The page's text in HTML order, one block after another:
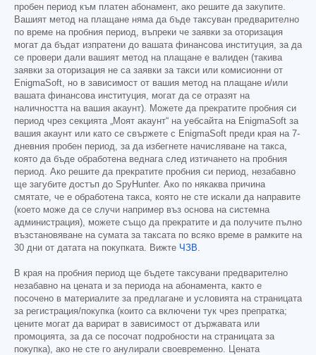
пробен период към платен абонамент, ако решите да закупите.
Вашият метод на плащане няма да бъде таксуван предварително
по време на пробния период, въпреки че заявки за оторизация
могат да бъдат изпратени до вашата финансова институция, за да
се провери дали вашият метод на плащане е валиден (такива
заявки за оторизация не са заявки за такси или комисионни от
EnigmaSoft, но в зависимост от вашия метод на плащане и/или
вашата финансова институция, могат да се отразят на
наличността на вашия акаунт). Можете да прекратите пробния си
период чрез секцията „Моят акаунт“ на уебсайта на EnigmaSoft за
вашия акаунт или като се свържете с EnigmaSoft преди края на 7-
дневния пробен период, за да избегнете начисляване на такса,
която да бъде обработена веднага след изтичането на пробния
период. Ако решите да прекратите пробния си период, незабавно
ще загубите достъп до SpyHunter. Ако по някаква причина
смятате, че е обработена такса, която не сте искали да направите
(което може да се случи например въз основа на системна
администрация), можете също да прекратите и да получите пълно
възстановяване на сумата за таксата по всяко време в рамките на
30 дни от датата на покупката. Вижте ЧЗВ.
В края на пробния период ще бъдете таксувани предварително
незабавно на цената и за периода на абонамента, както е
посочено в материалите за предлагане и условията на страницата
за регистрация/покупка (които са включени тук чрез препратка;
цените могат да варират в зависимост от държавата или
промоцията, за да се посочат подробности на страницата за
покупка), ако не сте го анулирали своевременно. Цената